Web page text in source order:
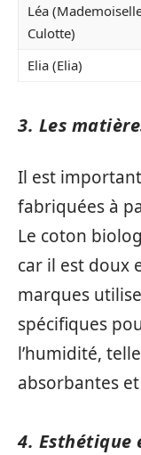
Léa
Culotte)
Elia (Elia)
3. Les
Il est
fabriquées à
Le coton
car il est doux
marques
spécifiques
l’humidité,
absorbantes
4. Esthétique